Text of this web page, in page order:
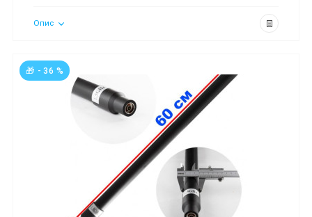
Опис
🎁 - 36 %